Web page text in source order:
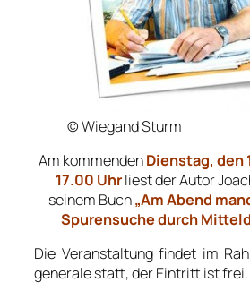
© Wiegand Sturm
Am kommendenDienstag, den
17.00 Uhrliest der Autor
seinem Buch„Am Abend
Spurensuche durch
Die Veranstaltung findet im
generale statt, der Eintritt ist frei.